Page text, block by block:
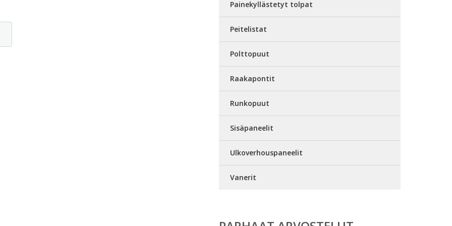
Painekyllästetyt tolpat
Peitelistat
Polttopuut
Raakapontit
Runkopuut
Sisäpaneelit
Ulkoverhouspaneelit
Vanerit